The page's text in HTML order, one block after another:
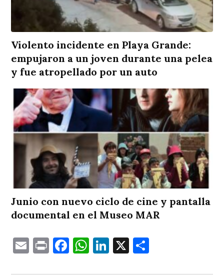
Violento incidente en Playa Grande:
empujaron a un joven durante una pelea
y fue atropellado por un auto
Junio con nuevo ciclo de cine y pantalla
documental en el Museo MAR
EmailPrintFacebook
WhatsApp
LinkedIn
X